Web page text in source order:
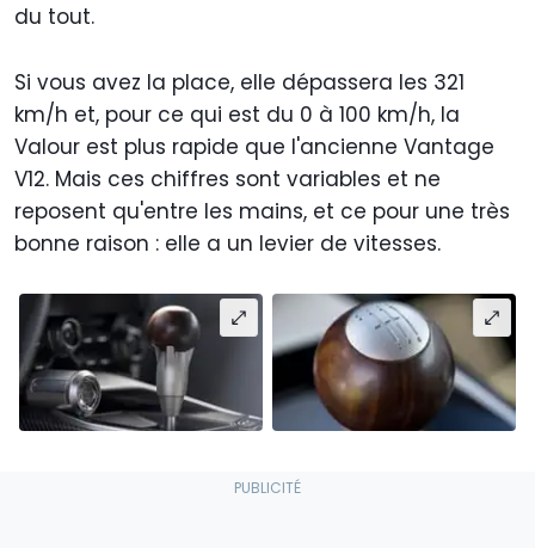
du tout.
Si vous avez la place, elle dépassera les 321
km/h et, pour ce qui est du 0 à 100 km/h, la
Valour est plus rapide que l'ancienne Vantage
V12. Mais ces chiffres sont variables et ne
reposent qu'entre les mains, et ce pour une très
bonne raison : elle a un levier de vitesses.